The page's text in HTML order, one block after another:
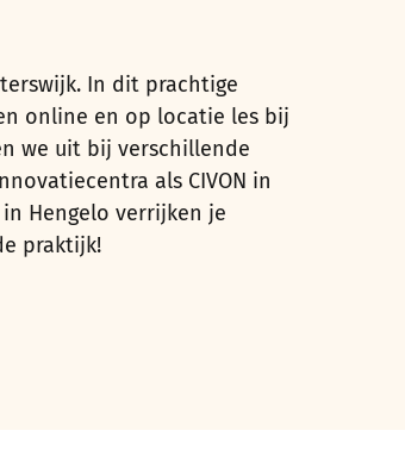
In dit prachtige
online en op locatie les bij
we uit bij verschillende
als CIVON in
Hengelo verrijken je
praktijk!